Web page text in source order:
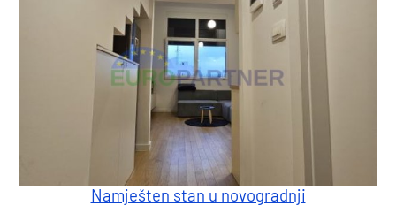
Namješten stan u novogradnji